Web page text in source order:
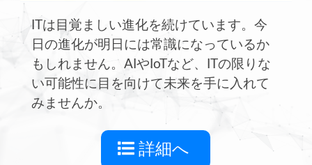
ITは目覚ましい進化を続けています。今
日の進化が明日には常識になっているか
もしれません。AIやIoTなど、ITの限りな
い可能性に目を向けて未来を手に入れて
みませんか。
詳細へ